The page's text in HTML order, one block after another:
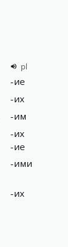
pl
-ие
-их
-им
-их
-ие
-ими
-их